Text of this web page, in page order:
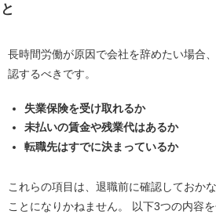
と
長時間労働が原因で会社を辞めたい場合
認するべきです。
失業保険を受け取れるか
未払いの賃金や残業代はあるか
転職先はすでに決まっているか
これらの項目は、退職前に確認しておか
ことになりかねません。 以下3つの内容